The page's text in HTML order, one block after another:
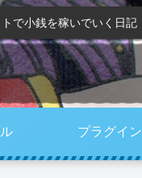
で小銭を稼いでいく日記
プラグイン